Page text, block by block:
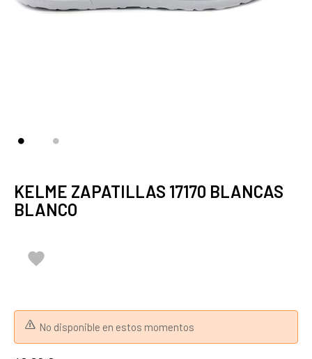
KELME ZAPATILLAS 17170 BLANCAS
BLANCO

No disponible en estos momentos